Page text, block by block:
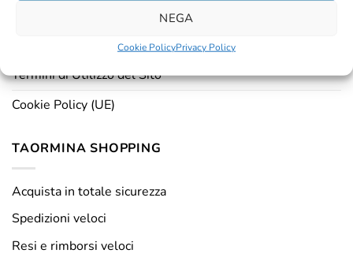
NEGA
Cookie PolicyPrivacy Policy
PRIVACY & DISCLAIMER
Termini di Utilizzo del Sito
Cookie Policy (UE)
TAORMINA SHOPPING
Acquista in totale sicurezza
Spedizioni veloci
Resi e rimborsi veloci